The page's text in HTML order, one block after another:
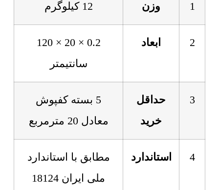
1 وزن 12 کیلوگرم
2 ابعاد
0.2 × 20 × 120
سانتیمتر
3
حداقل
خرید
5 بسته کفپوش
معادل 20 مترمربع
4 استاندارد
مطابق با استاندارد
ملی ایران 18124